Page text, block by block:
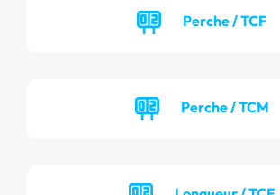
Perche / TCF
Perche / TCM